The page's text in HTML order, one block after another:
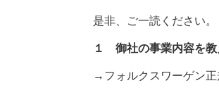
是非、ご一読ください。
１ 御社の事業内容を教
→フォルクスワーゲン正